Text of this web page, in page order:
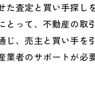
査定と買い手探し
って、不動産の取
、売主と買い手を
者のサポートが必